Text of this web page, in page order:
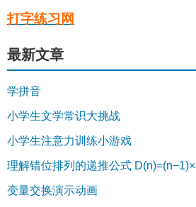
打字练习网
最新文章
学拼音
小学生文学常识大挑战
小学生注意力训练小游戏
理解错位排列的递推公式
变量交换演示动画